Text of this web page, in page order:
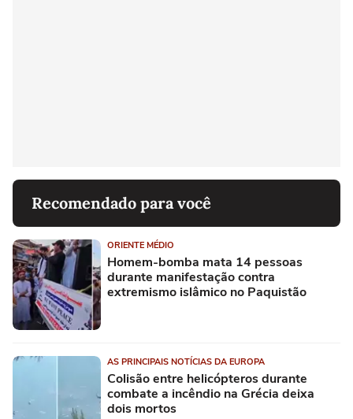
Recomendado para você
ORIENTE MÉDIO
Homem-bomba mata 14 pessoas
durante manifestação contra
extremismo islâmico no Paquistão
AS PRINCIPAIS NOTÍCIAS DA EUROPA
Colisão entre helicópteros durante
combate a incêndio na Grécia deixa
dois mortos